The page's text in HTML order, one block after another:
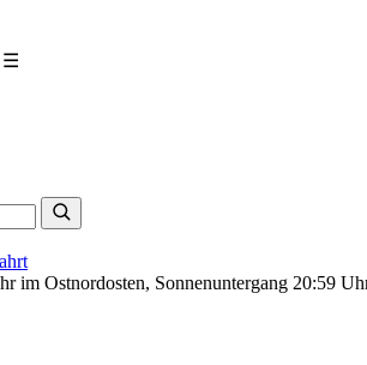
☰
im Ostnordosten, Sonnenuntergang 20:59